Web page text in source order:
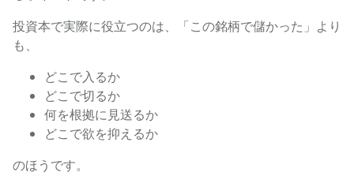
投資本で実際に役立つのは、「この銘柄で儲かった」より
も、
どこで入るか
どこで切るか
何を根拠に見送るか
どこで欲を抑えるか
のほうです。